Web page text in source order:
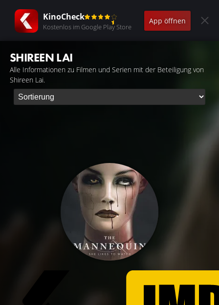
KinoCheck
Kostenlos im Google Play Store
App öffnen
SHIREEN LAI
Alle Informationen zu Filmen und Serien mit der Beteiligung von
Shireen Lai.